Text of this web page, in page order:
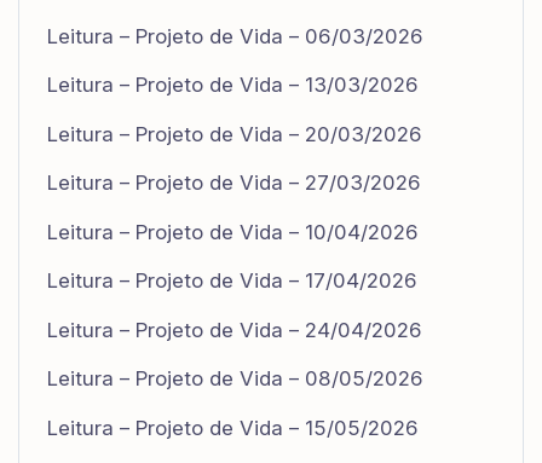
Leitura – Projeto de Vida – 06/03/2026
Leitura – Projeto de Vida – 13/03/2026
Leitura – Projeto de Vida – 20/03/2026
Leitura – Projeto de Vida – 27/03/2026
Leitura – Projeto de Vida – 10/04/2026
Leitura – Projeto de Vida – 17/04/2026
Leitura – Projeto de Vida – 24/04/2026
Leitura – Projeto de Vida – 08/05/2026
Leitura – Projeto de Vida – 15/05/2026